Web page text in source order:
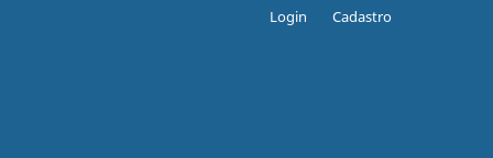
Login Cadastro